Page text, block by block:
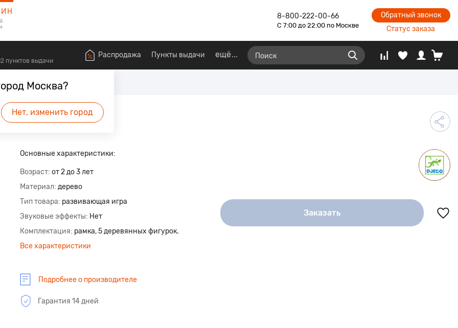
8-800-222-00-66
С 7:00 до 22:00 по Москве
Обратный звонок
Статус заказа
Москва?
Нет, изменить город
пунктов выдачи
Распродажа Пункты выдачи ещё
Развивающие игрушки
первым.
Основные характеристики:
Возраст от 2 до 3 лет
Материал дерево
Тип товара развивающая игра
Звуковые эффекты Нет
Комплектация рамка, 5 деревянных фигурок.
Все характеристики
Подробнее о производителе
Гарантия 14 дней
Заказать